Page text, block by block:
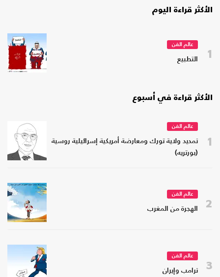
الأكثر قراءة اليوم
1
عالم الفن
التطبيع
الأكثر قراءة في أسبوع
1
عالم الفن
تمديد ولاية تورك ومعارضة أمريكية إسرائيلية روسية
(بورتريه)
2
عالم الفن
الهجرة من المغرب
3
عالم الفن
ترامب وإيران